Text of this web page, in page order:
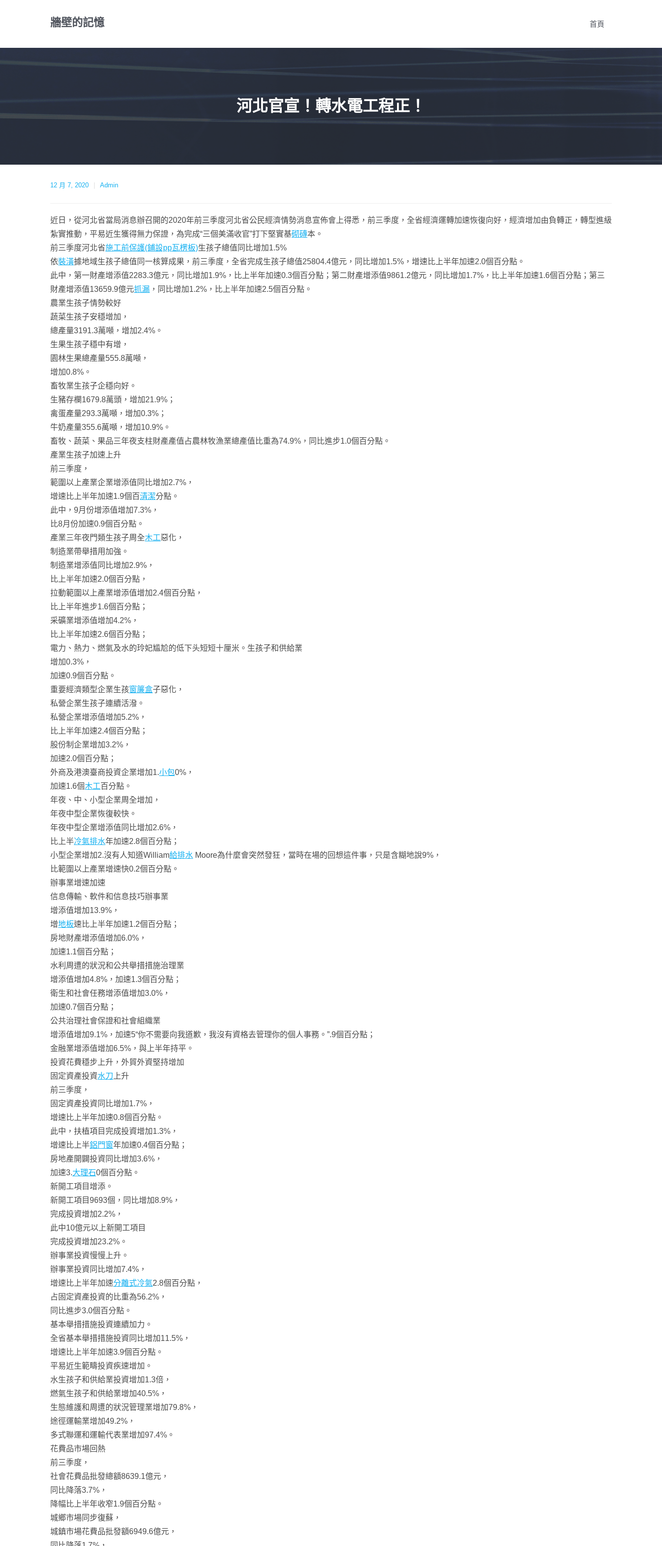
牆壁的記憶 首頁
河北官宣！轉水電工程正！
12 月 7, 2020 Admin
近日，從河北省當局消息辦召開的2020年前三季度河北省公民經濟情勢消息宣佈會上得悉，前三季度，全省經濟運轉加速恢復向好，經濟增加由負轉正，轉型進級
紮實推動，平易近生獲得無力保證，為完成“三個美滿收官”打下堅實基砌磚本。
前三季度河北省施工前保護(鋪設pp瓦楞板)生孩子總值同比增加1.5%
依裝潢據地域生孩子總值同一核算成果，前三季度，全省完成生孩子總值25804.4億元，同比增加1.5%，增速比上半年加速2.0個百分點。
此中，第一財產增添值2283.3億元，同比增加1.9%，比上半年加速0.3個百分點；第二財產增添值9861.2億元，同比增加1.7%，比上半年加速1.6個百分點；第三
財產增添值13659.9億元抓漏 ，同比增加1.2%，比上半年加速2.5個百分點。
農業生孩子情勢較好
蔬菜生孩子安穩增加，
總產量3191.3萬噸，增加2.4%。
生果生孩子穩中有增，
園林生果總產量555.8萬噸，
增加0.8%。
畜牧業生孩子企穩向好。
生豬存欄1679.8萬頭，增加21.9%；
禽蛋產量293.3萬噸，增加0.3%；
牛奶產量355.6萬噸，增加10.9%。
畜牧、蔬菜、果品三年夜支柱財產產值占農林牧漁業總產值比重為74.9%，同比進步1.0個百分點。
產業生孩子加速上升
前三季度，
範圍以上產業企業增添值同比增加2.7%，
增速比上半年加速1.9個百清潔分點。
此中，9月份增添值增加7.3%，
比8月份加速0.9個百分點。
產業三年夜門類生孩子周全木工惡化，
制造業帶舉措用加強。
制造業增添值同比增加2.9%，
比上半年加速2.0個百分點，
拉動範圍以上產業增添值增加2.4個百分點，
比上半年進步1.6個百分點；
采礦業增添值增加4.2%，
比上半年加速2.6個百分點；
電力、熱力、燃氣及水的玲妃尴尬的低下头短短十厘米。生孩子和供給業
增加0.3%，
加速0.9個百分點。
重要經濟類型企業生孩窗簾盒子惡化，
私營企業生孩子連續活潑。
私營企業增添值增加5.2%，
比上半年加速2.4個百分點；
股份制企業增加3.2%，
加速2.0個百分點；
外商及港澳臺商投資企業增加1.小包0%，
加速1.6個木工百分點。
年夜、中、小型企業周全增加，
年夜中型企業恢復較快。
年夜中型企業增添值同比增加2.6%，
比上半冷氣排水年加速2.8個百分點；
小型企業增加2.沒有人知道William給排水 Moore為什麼會突然發狂，當時在場的回想這件事，只是含糊地說9%，
比範圍以上產業增速快0.2個百分點。
辦事業增速加速
信息傳輸、軟件和信息技巧辦事業
增添值增加13.9%，
增地板速比上半年加速1.2個百分點；
房地財產增添值增加6.0%，
加速1.1個百分點；
水利周遭的狀況和公共舉措措施治理業
增添值增加4.8%，加速1.3個百分點；
衛生和社會任務增添值增加3.0%，
加速0.7個百分點；
公共治理社會保證和社會組織業
增添值增加9.1%，加速5“你不需要向我道歉，我沒有資格去管理你的個人事務。”.9個百分點；
金融業增添值增加6.5%，與上半年持平。
投資花費穩步上升，外貿外資堅持增加
固定資產投資水刀 上升
前三季度，
固定資產投資同比增加1.7%，
增速比上半年加速0.8個百分點。
此中，扶植項目完成投資增加1.3%，
增速比上半鋁門窗年加速0.4個百分點；
房地產開闢投資同比增加3.6%，
加速3.大理石0個百分點。
新開工項目增添。
新開工項目9693個，同比增加8.9%，
完成投資增加2.2%，
此中10億元以上新開工項目
完成投資增加23.2%。
辦事業投資慢慢上升。
辦事業投資同比增加7.4%，
增速比上半年加速分離式冷氣2.8個百分點，
占固定資產投資的比重為56.2%，
同比進步3.0個百分點。
基本舉措措施投資連續加力。
全省基本舉措措施投資同比增加11.5%，
增速比上半年加速3.9個百分點。
平易近生範疇投資疾速增加。
水生孩子和供給業投資增加1.3倍，
燃氣生孩子和供給業增加40.5%，
生態維護和周遭的狀況管理業增加79.8%，
途徑運輸業增加49.2%，
多式聯運和運輸代表業增加97.4%。
花費品市場回熱
前三季度，
社會花費品批發總額8639.1億元，
同比降落3.7%，
降幅比上半年收窄1.9個百分點。
城鄉市場同步復蘇，
城鎮市場花費品批發額6949.6億元，